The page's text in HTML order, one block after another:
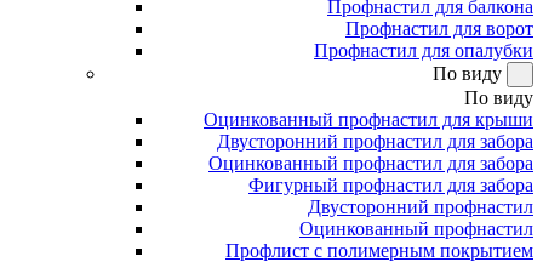
Профнастил для балкона
Профнастил для ворот
Профнастил для опалубки
По виду
По виду
Оцинкованный профнастил для крыши
Двусторонний профнастил для забора
Оцинкованный профнастил для забора
Фигурный профнастил для забора
Двусторонний профнастил
Оцинкованный профнастил
Профлист с полимерным покрытием